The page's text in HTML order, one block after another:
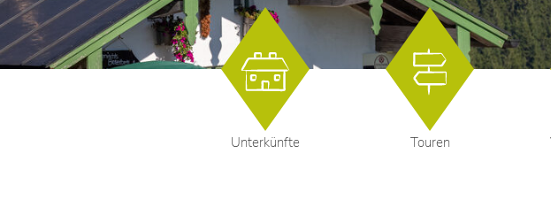
Unterkünfte Touren